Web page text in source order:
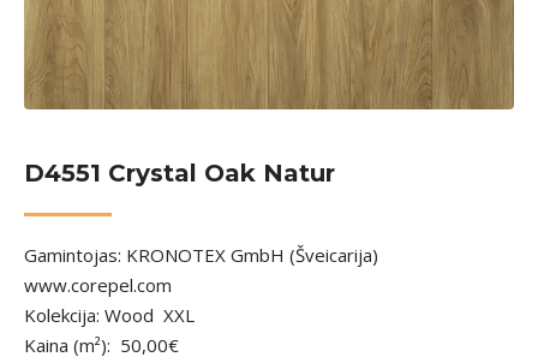
D4551 Crystal Oak Natur
Gamintojas: KRONOTEX GmbH (Šveicarija)
www.corepel.com
Kolekcija: Wood XXL
Kaina (m²): 50,00€